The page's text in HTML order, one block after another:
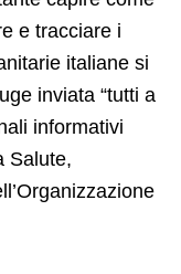
e tracciare i
italiane si
inviata “tutti a
informativi
Salute,